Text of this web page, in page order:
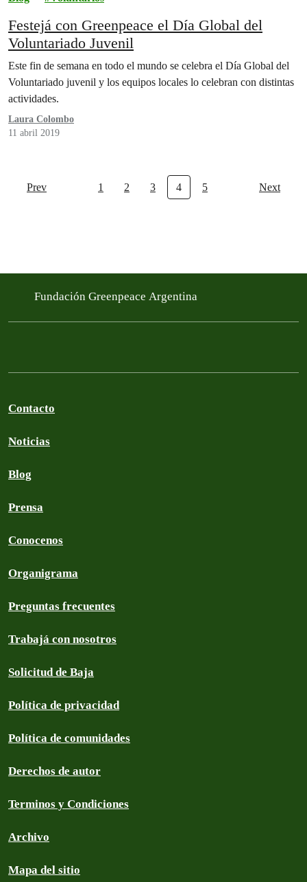
Festejá con Greenpeace el Día Global del
Voluntariado Juvenil
Este fin de semana en todo el mundo se celebra el Día Global del
Voluntariado juvenil y los equipos locales lo celebran con distintas
actividades.
Laura Colombo
11 abril 2019
Prev 1 2 3 4 5 Next
Fundación Greenpeace Argentina
Contacto
Noticias
Blog
Prensa
Conocenos
Organigrama
Preguntas frecuentes
Trabajá con nosotros
Solicitud de Baja
Política de privacidad
Política de comunidades
Derechos de autor
Terminos y Condiciones
Archivo
Mapa del sitio